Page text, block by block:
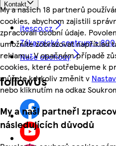
My a našich 18 partnerů
cookies, abychom zajistili
zpracovali osobní údaje.
umožníte zobrazovat například
reklamu. V opačném případě
cookies, které potřebujeme k
můžete kdykoliv změnit v
nebo kliknutím na odkaz
My a naši partneři
následujících důvodů
Kontakt
itesco.cz
Zákaznické centrum -
Naše obchody
followUs